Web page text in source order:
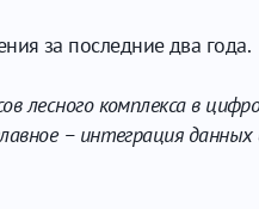
за последние два года.
лесного комплекса в
– интеграция